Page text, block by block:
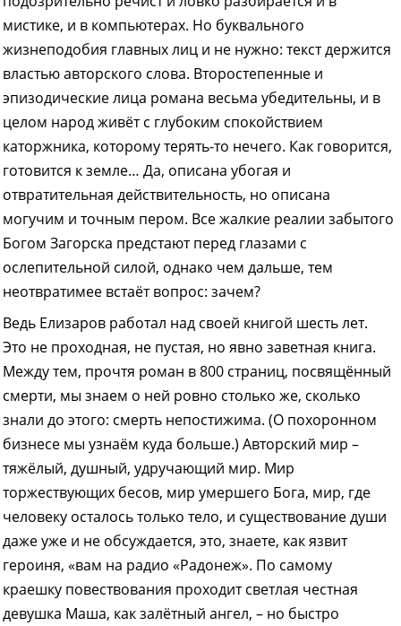
мистике, и в компьютерах. Но буквального
жизнеподобия главных лиц и не нужно: текст держится
властью авторского слова. Второстепенные и
эпизодические лица романа весьма убедительны, и в
целом народ живёт с глубоким спокойствием
каторжника, которому терять-то нечего. Как говорится,
готовится к земле… Да, описана убогая и
отвратительная действительность, но описана
могучим и точным пером. Все жалкие реалии забытого
Богом Загорска предстают перед глазами с
ослепительной силой, однако чем дальше, тем
неотвратимее встаёт вопрос: зачем?
Ведь Елизаров работал над своей книгой шесть лет.
Это не проходная, не пустая, но явно заветная книга.
Между тем, прочтя роман в 800 страниц, посвящённый
смерти, мы знаем о ней ровно столько же, сколько
знали до этого: смерть непостижима. (О похоронном
бизнесе мы узнаём куда больше.) Авторский мир –
тяжёлый, душный, удручающий мир. Мир
торжествующих бесов, мир умершего Бога, мир, где
человеку осталось только тело, и существование души
даже уже и не обсуждается, это, знаете, как язвит
героиня, «вам на радио «Радонеж». По самому
краешку повествования проходит светлая честная
девушка Маша, как залётный ангел, – но быстро